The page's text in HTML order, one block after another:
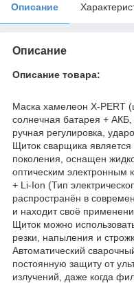
Описание
Описание
Описание товара:
Маска хамелеон X-PERT
солнечная батарея +
ручная регулировка,
Щиток сварщика
поколения, оснащен
оптическим электронным
+ Li-Ion (Тип
распространён в
и находит своё
Щиток можно
резки, напыления и
Автоматический
постоянную защиту от
излучений, даже когда